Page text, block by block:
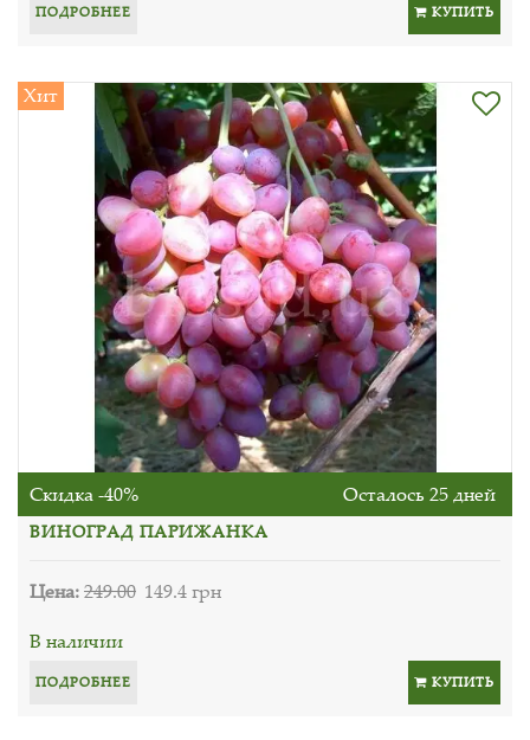
ПОДРОБНЕЕ КУПИТЬ
Хит
Скидка -40% Осталось 25 дней
ВИНОГРАД ПАРИЖАНКА
Цена:249.00 149.4 грн
В наличии
ПОДРОБНЕЕ КУПИТЬ